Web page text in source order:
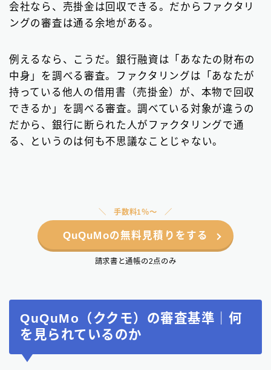
会社なら、売掛金は回収できる。だからファクタリ
ングの審査は通る余地がある。
例えるなら、こうだ。銀行融資は「あなたの財布の
中身」を調べる審査。ファクタリングは「あなたが
持っている他人の借用書（売掛金）が、本物で回収
できるか」を調べる審査。調べている対象が違うの
だから、銀行に断られた人がファクタリングで通
る、というのは何も不思議なことじゃない。
手数料1％〜
QuQuMoの無料見積りをする
請求書と通帳の2点のみ
QuQuMo（ククモ）の審査基準｜何
を見られているのか